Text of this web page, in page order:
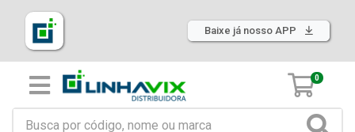
Baixe já nosso APP
0